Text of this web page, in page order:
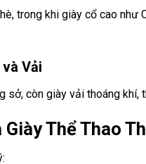
trong khi giày cổ cao
Vải
sở, còn giày vải thoáng
Thể Thao